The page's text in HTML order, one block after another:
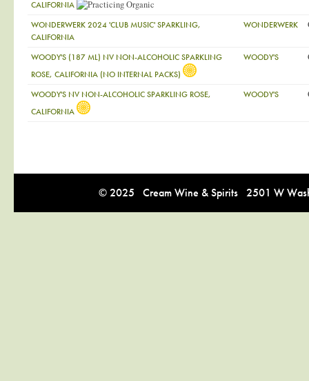
CALIFORNIA
WONDERWERK 2024 'CLUB MUSIC' SPARKLING,
CALIFORNIA
WONDERWERK
WOODY'S (187 ML) NV NON-ALCOHOLIC SPARKLING
ROSE, CALIFORNIA (NO INTERNAL PACKS)
WOODY'S
WOODY'S NV NON-ALCOHOLIC SPARKLING ROSE,
CALIFORNIA
WOODY'S
© 2025 Cream Wine & Spirits 2501 W